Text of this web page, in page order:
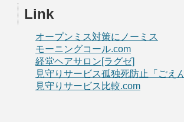
Link
オープンミス対策にノーミス
モーニングコール.com
経堂ヘアサロン[ラグゼ]
見守りサービス孤独死防止「ごえん
見守りサービス比較.com